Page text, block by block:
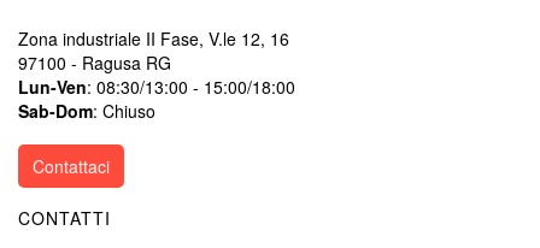
Zona industriale II Fase, V.le 12, 16
97100 - Ragusa RG
Lun-Ven: 08:30/13:00 - 15:00/18:00
Sab-Dom: Chiuso
Contattaci
CONTATTI